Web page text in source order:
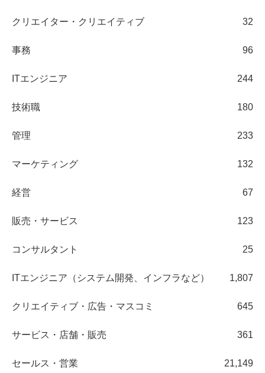
クリエイター・クリエイティブ 32
事務 96
ITエンジニア 244
技術職 180
管理 233
マーケティング 132
経営 67
販売・サービス 123
コンサルタント 25
ITエンジニア（システム開発、インフラなど） 1,807
クリエイティブ・広告・マスコミ 645
サービス・店舗・販売 361
セールス・営業 21,149